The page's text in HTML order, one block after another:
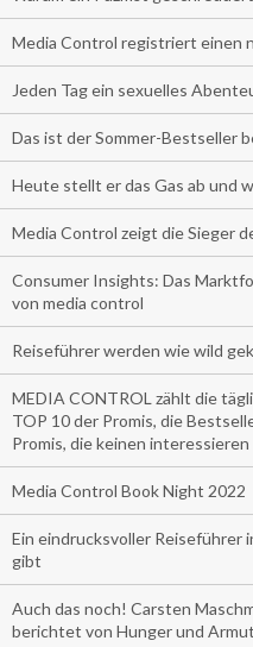
Media Control registriert einen
Jeden Tag ein sexuelles
Das ist der Sommer-Bestseller
Heute stellt er das Gas ab und
Media Control zeigt die Sieger
Consumer Insights: Das
von media control
Reiseführer werden wie wild
MEDIA CONTROL zählt die
TOP 10 der Promis, die
Promis, die keinen interessieren
Media Control Book Night 2022
Ein eindrucksvoller Reiseführer
gibt
Auch das noch! Carsten
berichtet von Hunger und